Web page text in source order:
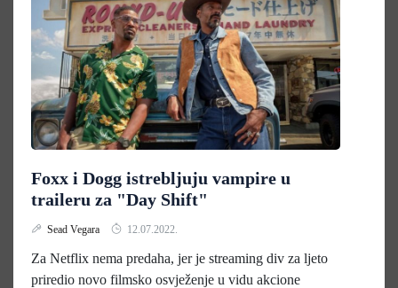
Foxx i Dogg istrebljuju vampire u
traileru za "Day Shift"
Sead Vegara 12.07.2022.
Za Netflix nema predaha, jer je streaming div za ljeto
priredio novo filmsko osvježenje u vidu akcione